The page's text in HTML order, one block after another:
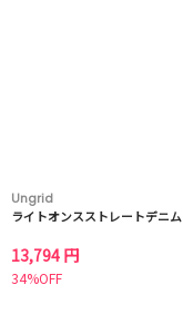
Ungrid
ライトオンスストレートデニム
13,794 円
34%OFF